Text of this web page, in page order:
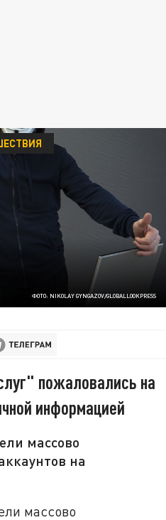
ФОТО: NIKOLAY GYNGAZOV/GLOBALLOOKPRESS
пожаловались на
информацией
массово
на
массово